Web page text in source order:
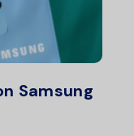
Samsung